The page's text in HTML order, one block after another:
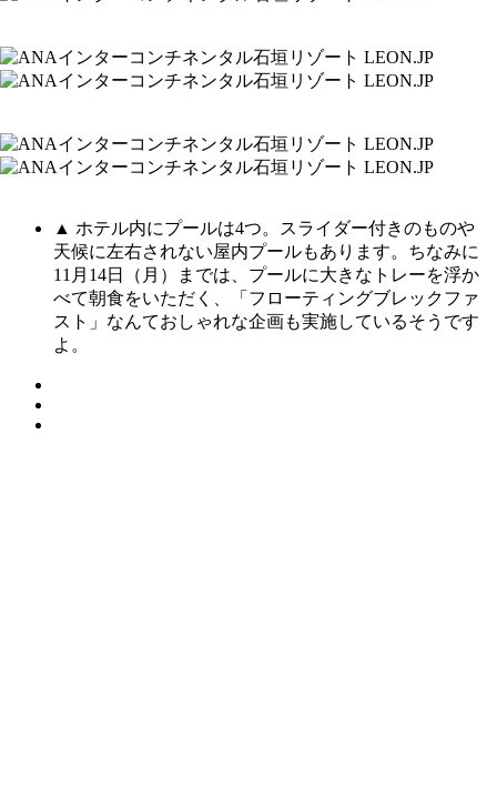
▲ ホテル内にプールは4つ。スライダー付きのものや
天候に左右されない屋内プールもあります。ちなみに
11月14日（月）までは、プールに大きなトレーを浮か
べて朝食をいただく、「フローティングブレックファ
スト」なんておしゃれな企画も実施しているそうです
よ。